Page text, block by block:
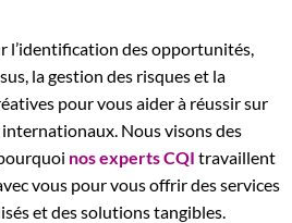
l’identification des opportunités,
la gestion des risques et la
pour vous aider à réussir sur
Nous visons des
nos experts CQI travaillent
vous pour vous offrir des services
et des solutions tangibles.